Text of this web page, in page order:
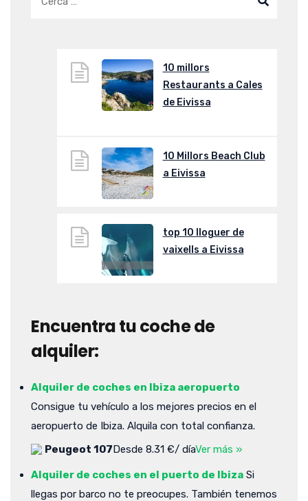
10 millors
Restaurants a Cales
de Eivissa
10 Millors Beach Club
a Eivissa
top 10 lloguer de
vaixells a Eivissa
Encuentra tu coche de
alquiler:
Alquiler de coches en Ibiza aeropuerto
Consigue tu vehículo a los mejores precios en el
aeropuerto de Ibiza. Alquila con total confianza.
Peugeot 107Desde 8.31 €/ díaVer más »
Alquiler de coches en el puerto de Ibiza Si
llegas por barco no te preocupes. También tenemos